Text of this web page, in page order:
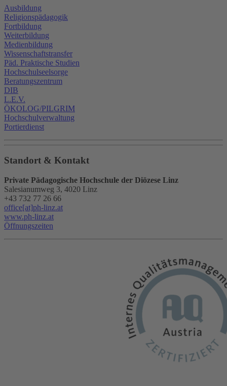
Ausbildung
Religionspädagogik
Fortbildung
Weiterbildung
Medienbildung
Wissenschaftstransfer
Päd. Praktische Studien
Hochschulseelsorge
Beratungszentrum
DIB
L.E.V.
ÖKOLOG/PILGRIM
Hochschulverwaltung
Portierdienst
Standort & Kontakt
Private Pädagogische Hochschule der Diözese Linz
Salesianumweg 3, 4020 Linz
+43 732 77 26 66
office[at]ph-linz.at
www.ph-linz.at
Öffnungszeiten